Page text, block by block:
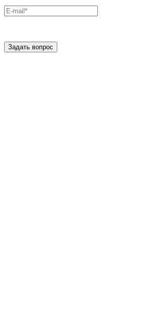
Задать вопрос